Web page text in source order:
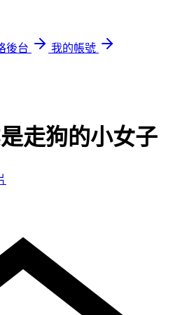
後台
我的帳號
走狗的小女子